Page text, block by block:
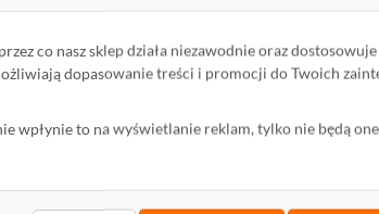
co nasz sklep działa niezawodnie oraz
dopasowanie treści i promocji do Twoich
wpłynie to na wyświetlanie reklam, tylko nie będą